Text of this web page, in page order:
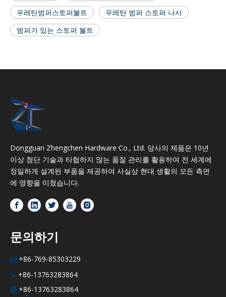
우레탄범퍼스토퍼볼트
우레탄 범퍼 스토퍼 나사
범퍼가 있는 스토퍼 볼트
Dongguan Zhengchen Hardware Co., Ltd. 당사의 제품은 10년
이상 첨단 기술과 타협하지 않는 품질 관리를 활용하여 전 세계에
정밀하게 설계된 부품을 제공하여 사실상 현대 생활의 모든 측면
에 영향을 미쳤습니다.
문의하기
 +86-769-85303229
 +86-13763283864
 +86-13763283864